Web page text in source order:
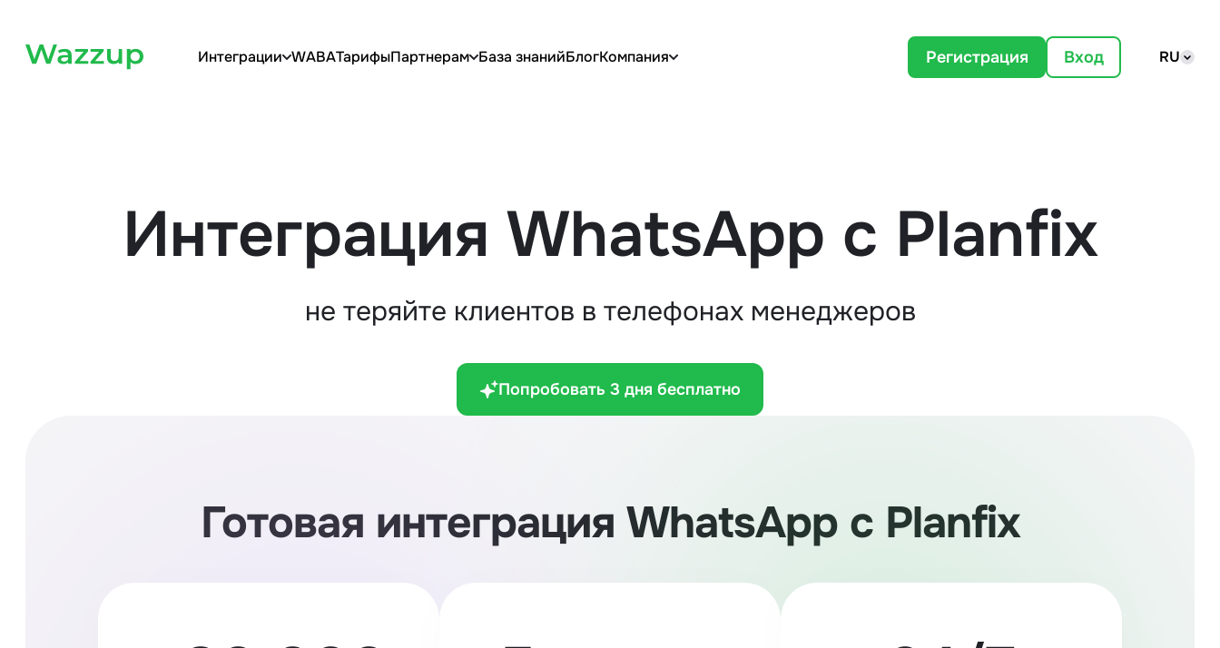
Интеграции WABAТарифыПартнерам База знанийБлогКомпания Регистрация Вход RU
Интеграция WhatsApp с Planfix
не теряйте клиентов в телефонах менеджеров
Попробовать 3 дня бесплатно
Готовая интеграция WhatsApp c Planfix